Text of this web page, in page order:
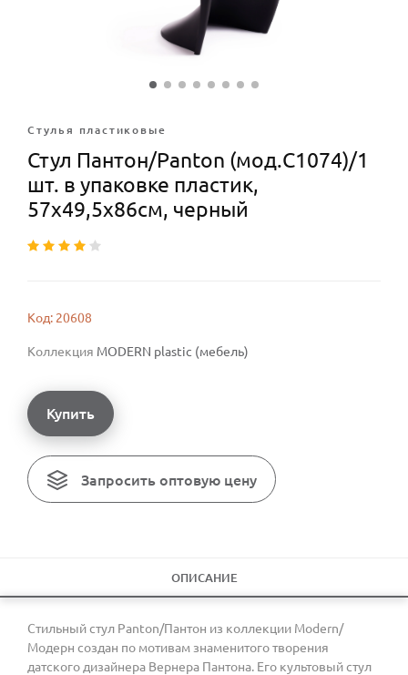
Стулья плаcтиковые
Стул Пантон/Panton (мод.C1074)/1
шт. в упаковке пластик,
57х49,5х86см, черный
Код: 20608
Коллекция MODERN plastic (мебель)
Купить
Запросить оптовую цену
ОПИСАНИЕ
Стильный стул Panton/Пантон из коллекции Modern/
Модерн создан по мотивам знаменитого творения
датского дизайнера Вернера Пантона. Его культовый стул